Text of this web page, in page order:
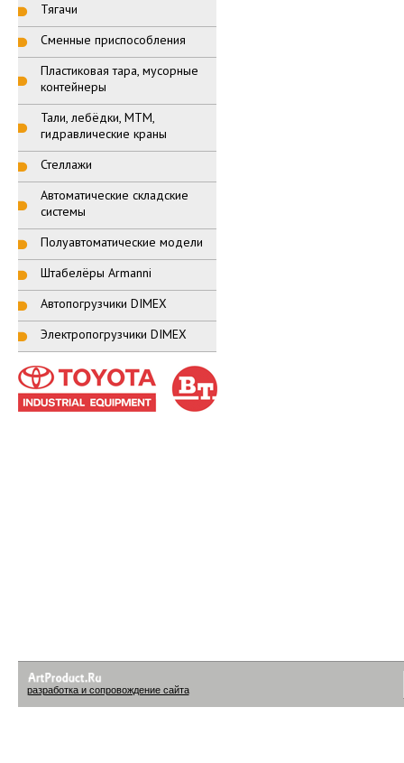
Тягачи
Сменные приспособления
Пластиковая тара, мусорные
контейнеры
Тали, лебёдки, МТМ,
гидравлические краны
Стеллажи
Автоматические складские
системы
Полуавтоматические модели
Штабелёры Armanni
Автопогрузчики DIMEX
Электропогрузчики DIMEX
разработка и сопровождение сайта